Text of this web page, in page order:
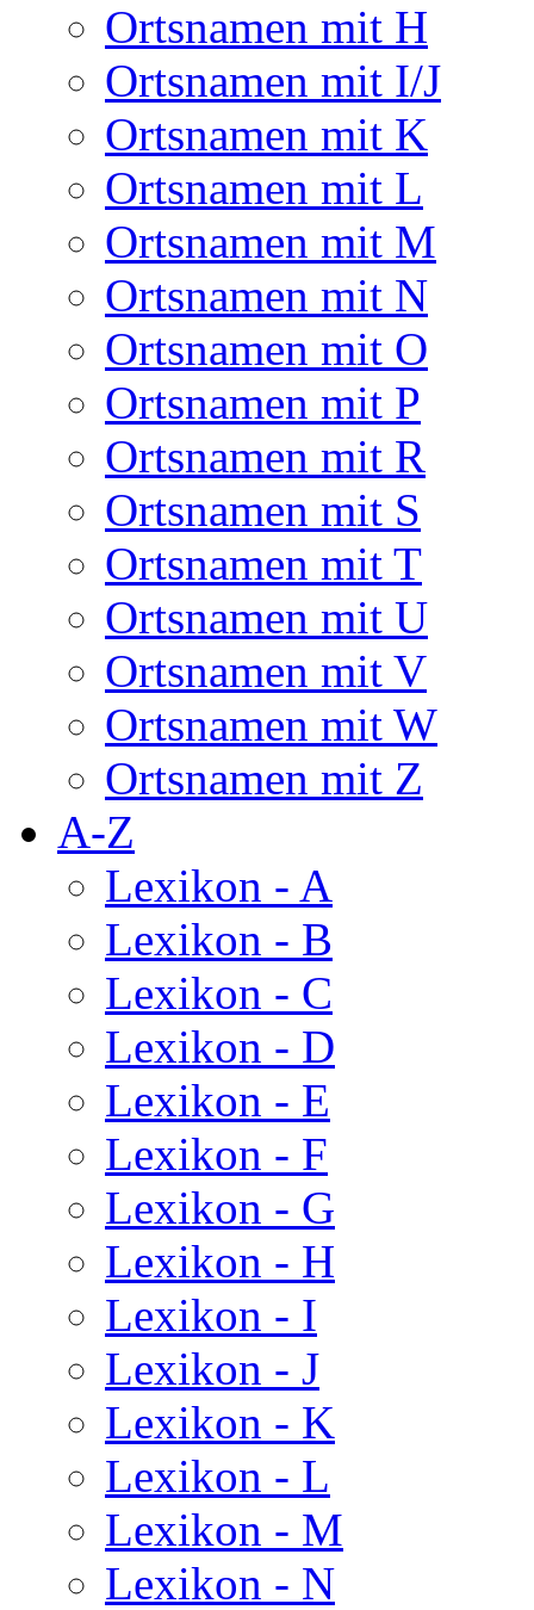
Ortsnamen mit H
Ortsnamen mit I/J
Ortsnamen mit K
Ortsnamen mit L
Ortsnamen mit M
Ortsnamen mit N
Ortsnamen mit O
Ortsnamen mit P
Ortsnamen mit R
Ortsnamen mit S
Ortsnamen mit T
Ortsnamen mit U
Ortsnamen mit V
Ortsnamen mit W
Ortsnamen mit Z
A-Z
Lexikon - A
Lexikon - B
Lexikon - C
Lexikon - D
Lexikon - E
Lexikon - F
Lexikon - G
Lexikon - H
Lexikon - I
Lexikon - J
Lexikon - K
Lexikon - L
Lexikon - M
Lexikon - N